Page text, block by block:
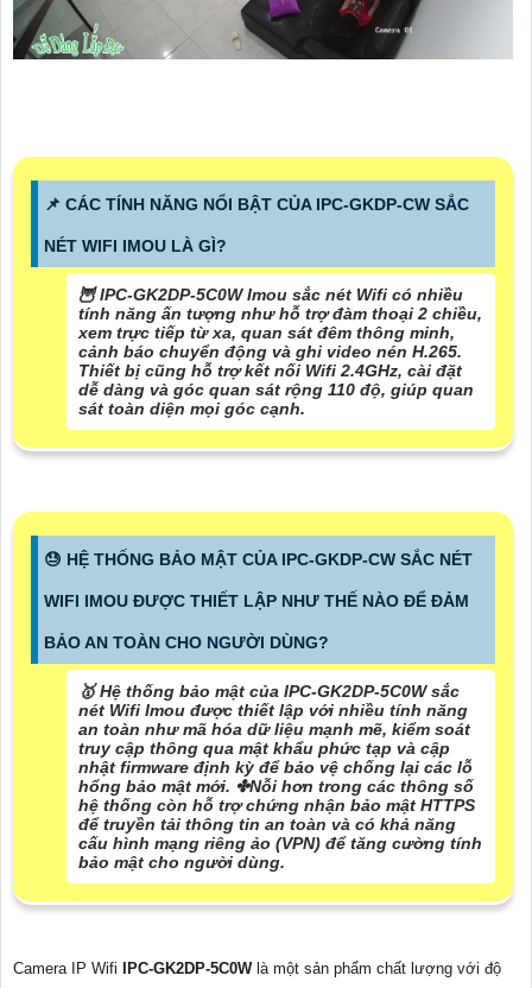
📌 CÁC TÍNH NĂNG NỔI BẬT CỦA IPC-GKDP-CW SẮC
NÉT WIFI IMOU LÀ GÌ?
🦉 IPC-GK2DP-5C0W Imou sắc nét Wifi có nhiều
tính năng ấn tượng như hỗ trợ đàm thoại 2 chiều,
xem trực tiếp từ xa, quan sát đêm thông minh,
cảnh báo chuyển động và ghi video nén H.265.
Thiết bị cũng hỗ trợ kết nối Wifi 2.4GHz, cài đặt
dễ dàng và góc quan sát rộng 110 độ, giúp quan
sát toàn diện mọi góc cạnh.
😓 HỆ THỐNG BẢO MẬT CỦA IPC-GKDP-CW SẮC NÉT
WIFI IMOU ĐƯỢC THIẾT LẬP NHƯ THẾ NÀO ĐỂ ĐẢM
BẢO AN TOÀN CHO NGƯỜI DÙNG?
🥇 Hệ thống bảo mật của IPC-GK2DP-5C0W sắc
nét Wifi Imou được thiết lập với nhiều tính năng
an toàn như mã hóa dữ liệu mạnh mẽ, kiểm soát
truy cập thông qua mật khẩu phức tạp và cập
nhật firmware định kỳ để bảo vệ chống lại các lỗ
hổng bảo mật mới. ✤Nỗi hơn trong các thông số
hệ thống còn hỗ trợ chứng nhận bảo mật HTTPS
để truyền tải thông tin an toàn và có khả năng
cấu hình mạng riêng ảo (VPN) để tăng cường tính
bảo mật cho người dùng.
Camera IP Wifi IPC-GK2DP-5C0W là một sản phẩm chất lượng với độ